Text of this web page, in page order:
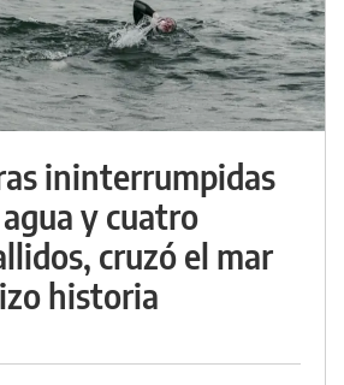
ininterrumpidas
y cuatro
cruzó el mar
historia